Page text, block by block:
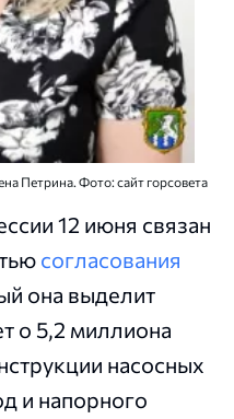
Петрина. Фото: сайт горсовета
12 июня связан
согласования
она выделит
о 5,2 миллиона
насосных
и напорного